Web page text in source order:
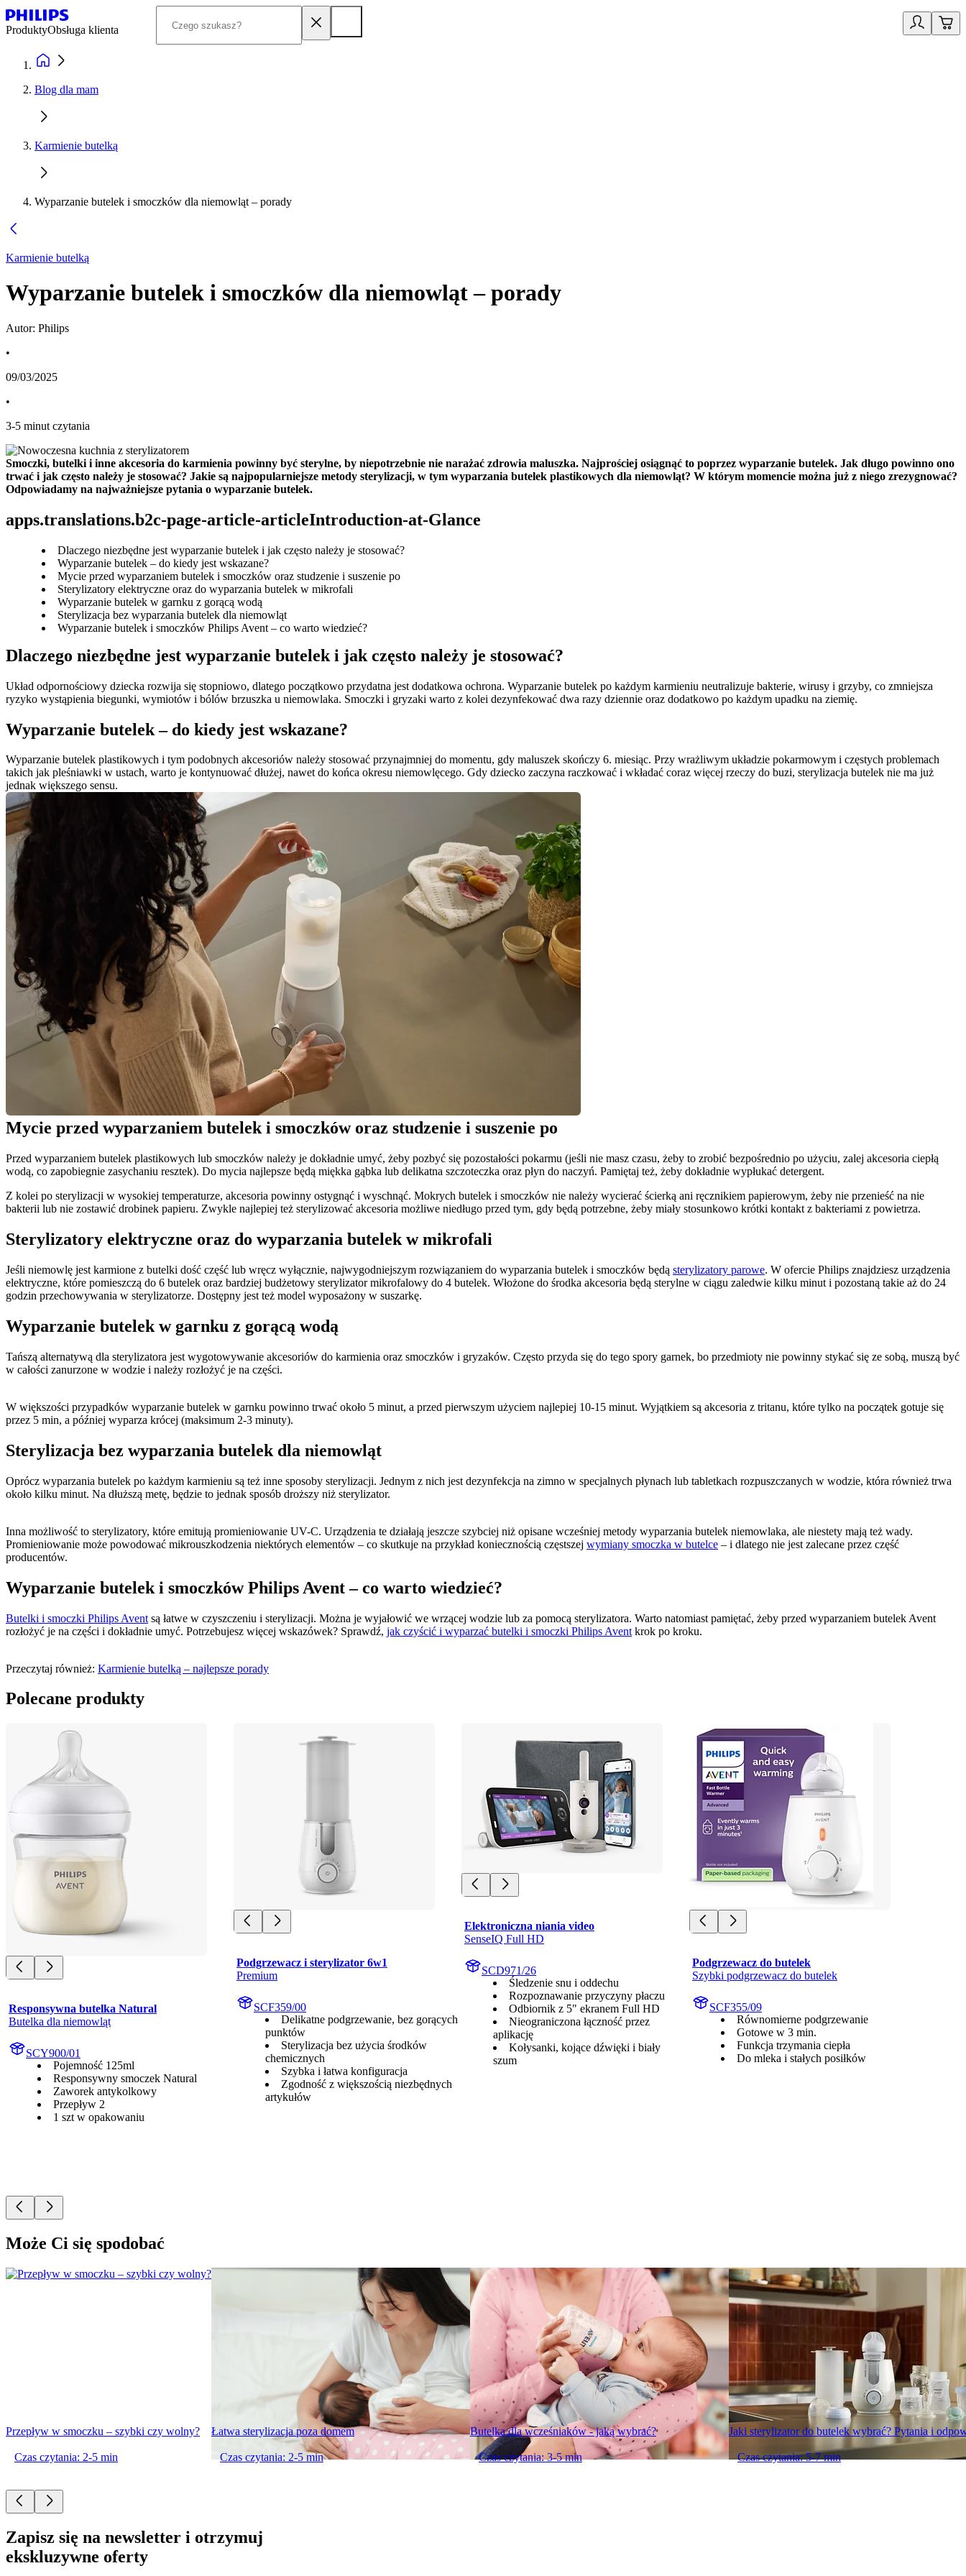
ProduktyObsługa klienta
Blog dla mam
Karmienie butelką
Wyparzanie butelek i smoczków dla niemowląt – porady
Karmienie butelką
Wyparzanie butelek i smoczków dla niemowląt – porady
Autor: Philips
•
09/03/2025
•
3-5 minut czytania
Smoczki, butelki i inne akcesoria do karmienia powinny być sterylne, by niepotrzebnie nie narażać zdrowia maluszka. Najprościej osiągnąć to poprzez wyparzanie butelek. Jak długo powinno ono
trwać i jak często należy je stosować? Jakie są najpopularniejsze metody sterylizacji, w tym wyparzania butelek plastikowych dla niemowląt? W którym momencie można już z niego zrezygnować?
Odpowiadamy na najważniejsze pytania o wyparzanie butelek.
apps.translations.b2c-page-article-articleIntroduction-at-Glance
Dlaczego niezbędne jest wyparzanie butelek i jak często należy je stosować?
Wyparzanie butelek – do kiedy jest wskazane?
Mycie przed wyparzaniem butelek i smoczków oraz studzenie i suszenie po
Sterylizatory elektryczne oraz do wyparzania butelek w mikrofali
Wyparzanie butelek w garnku z gorącą wodą
Sterylizacja bez wyparzania butelek dla niemowląt
Wyparzanie butelek i smoczków Philips Avent – co warto wiedzieć?
Dlaczego niezbędne jest wyparzanie butelek i jak często należy je stosować?
Układ odpornościowy dziecka rozwija się stopniowo, dlatego początkowo przydatna jest dodatkowa ochrona. Wyparzanie butelek po każdym karmieniu neutralizuje bakterie, wirusy i grzyby, co zmniejsza
ryzyko wystąpienia biegunki, wymiotów i bólów brzuszka u niemowlaka. Smoczki i gryzaki warto z kolei dezynfekować dwa razy dziennie oraz dodatkowo po każdym upadku na ziemię.
Wyparzanie butelek – do kiedy jest wskazane?
Wyparzanie butelek plastikowych i tym podobnych akcesoriów należy stosować przynajmniej do momentu, gdy maluszek skończy 6. miesiąc. Przy wrażliwym układzie pokarmowym i częstych problemach
takich jak pleśniawki w ustach, warto je kontynuować dłużej, nawet do końca okresu niemowlęcego. Gdy dziecko zaczyna raczkować i wkładać coraz więcej rzeczy do buzi, sterylizacja butelek nie ma już
jednak większego sensu.
Mycie przed wyparzaniem butelek i smoczków oraz studzenie i suszenie po
Przed wyparzaniem butelek plastikowych lub smoczków należy je dokładnie umyć, żeby pozbyć się pozostałości pokarmu (jeśli nie masz czasu, żeby to zrobić bezpośrednio po użyciu, zalej akcesoria ciepłą
wodą, co zapobiegnie zasychaniu resztek). Do mycia najlepsze będą miękka gąbka lub delikatna szczoteczka oraz płyn do naczyń. Pamiętaj też, żeby dokładnie wypłukać detergent.
Z kolei po sterylizacji w wysokiej temperaturze, akcesoria powinny ostygnąć i wyschnąć. Mokrych butelek i smoczków nie należy wycierać ścierką ani ręcznikiem papierowym, żeby nie przenieść na nie
bakterii lub nie zostawić drobinek papieru. Zwykle najlepiej też sterylizować akcesoria możliwe niedługo przed tym, gdy będą potrzebne, żeby miały stosunkowo krótki kontakt z bakteriami z powietrza.
Sterylizatory elektryczne oraz do wyparzania butelek w mikrofali
Jeśli niemowlę jest karmione z butelki dość część lub wręcz wyłącznie, najwygodniejszym rozwiązaniem do wyparzania butelek i smoczków będą sterylizatory parowe. W ofercie Philips znajdziesz urządzenia
elektryczne, które pomieszczą do 6 butelek oraz bardziej budżetowy sterylizator mikrofalowy do 4 butelek. Włożone do środka akcesoria będą sterylne w ciągu zaledwie kilku minut i pozostaną takie aż do 24
godzin przechowywania w sterylizatorze. Dostępny jest też model wyposażony w suszarkę.
Wyparzanie butelek w garnku z gorącą wodą
Tańszą alternatywą dla sterylizatora jest wygotowywanie akcesoriów do karmienia oraz smoczków i gryzaków. Często przyda się do tego spory garnek, bo przedmioty nie powinny stykać się ze sobą, muszą być
w całości zanurzone w wodzie i należy rozłożyć je na części.
W większości przypadków wyparzanie butelek w garnku powinno trwać około 5 minut, a przed pierwszym użyciem najlepiej 10-15 minut. Wyjątkiem są akcesoria z tritanu, które tylko na początek gotuje się
przez 5 min, a później wyparza krócej (maksimum 2-3 minuty).
Sterylizacja bez wyparzania butelek dla niemowląt
Oprócz wyparzania butelek po każdym karmieniu są też inne sposoby sterylizacji. Jednym z nich jest dezynfekcja na zimno w specjalnych płynach lub tabletkach rozpuszczanych w wodzie, która również trwa
około kilku minut. Na dłuższą metę, będzie to jednak sposób droższy niż sterylizator.
Inna możliwość to sterylizatory, które emitują promieniowanie UV-C. Urządzenia te działają jeszcze szybciej niż opisane wcześniej metody wyparzania butelek niemowlaka, ale niestety mają też wady.
Promieniowanie może powodować mikrouszkodzenia niektórych elementów – co skutkuje na przykład koniecznością częstszej wymiany smoczka w butelce – i dlatego nie jest zalecane przez część
producentów.
Wyparzanie butelek i smoczków Philips Avent – co warto wiedzieć?
Butelki i smoczki Philips Avent są łatwe w czyszczeniu i sterylizacji. Można je wyjałowić we wrzącej wodzie lub za pomocą sterylizatora. Warto natomiast pamiętać, żeby przed wyparzaniem butelek Avent
rozłożyć je na części i dokładnie umyć. Potrzebujesz więcej wskazówek? Sprawdź, jak czyścić i wyparzać butelki i smoczki Philips Avent krok po kroku.
Przeczytaj również: Karmienie butelką – najlepsze porady
Polecane produkty
Responsywna butelka Natural
Butelka dla niemowląt
SCY900/01
Pojemność 125ml
Responsywny smoczek Natural
Zaworek antykolkowy
Przepływ 2
1 szt w opakowaniu
Podgrzewacz i sterylizator ​6w1
Premium
SCF359/00
Delikatne podgrzewanie, bez gorących
punktów
Sterylizacja bez użycia środków
chemicznych
Szybka i łatwa konfiguracja
Zgodność z większością niezbędnych
artykułów
Elektroniczna niania video
SenseIQ Full HD
SCD971/26
Śledzenie snu i oddechu
Rozpoznawanie przyczyny płaczu
Odbiornik z 5" ekranem Full HD
Nieograniczona łączność przez
aplikację
Kołysanki, kojące dźwięki i biały
szum
Podgrzewacz do butelek
Szybki podgrzewacz do butelek
SCF355/09
Równomierne podgrzewanie
Gotowe w 3 min.
Funkcja trzymania ciepła
Do mleka i stałych posiłków
Może Ci się spodobać
Przepływ w smoczku – szybki czy wolny?
Czas czytania: 2-5 min
Łatwa sterylizacja poza domem
Czas czytania: 2-5 min
Butelka dla wcześniaków - jaką wybrać?
Czas czytania: 3-5 min
Jaki sterylizator do butelek wybrać? Pytania i
Czas czytania: 5-7 min
Zapisz się na newsletter i otrzymuj
ekskluzywne oferty